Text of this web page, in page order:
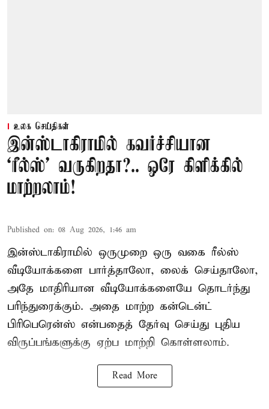
உலக செய்திகள்
இன்ஸ்டாகிராமில் கவர்ச்சியான
‘ரீல்ஸ்’ வருகிறதா?.. ஒரே கிளிக்கில்
மாற்றலாம்!
Published on: 08 Aug 2026, 1:46 am
இன்ஸ்டாகிராமில் ஒருமுறை ஒரு வகை ரீல்ஸ்
வீடியோக்களை பார்த்தாலோ, லைக் செய்தாலோ,
அதே மாதிரியான வீடியோக்களையே தொடர்ந்து
பரிந்துரைக்கும். அதை மாற்ற கன்டென்ட்
பிரிபெரென்ஸ் என்பதைத் தேர்வு செய்து புதிய
விருப்பங்களுக்கு ஏற்ப மாற்றி கொள்ளலாம்.
Read More